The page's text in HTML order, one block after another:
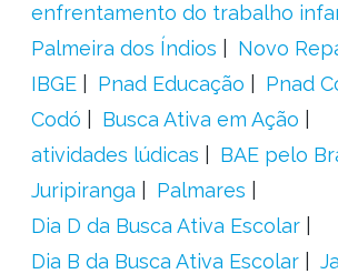
enfrentamento do trabalho
Palmeira dos Índios
Novo
IBGE
Pnad Educação
Pnad
Codó
Busca Ativa em Ação
atividades lúdicas
BAE pelo
Juripiranga
Palmares
Dia D da Busca Ativa Escolar
Dia B da Busca Ativa Escolar